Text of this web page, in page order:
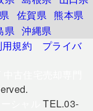
佐賀県
熊本県
県 沖縄県
用規約
プライバ
TEL.03-